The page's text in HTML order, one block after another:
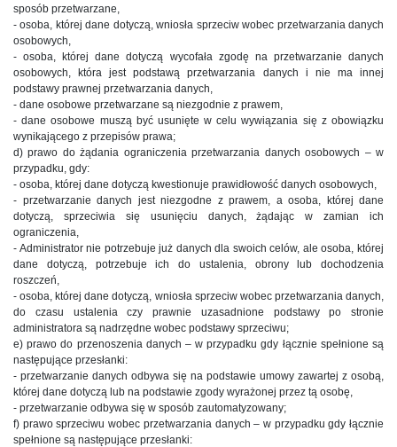
sposób przetwarzane,
- osoba, której dane dotyczą, wniosła sprzeciw wobec przetwarzania danych
osobowych,
- osoba, której dane dotyczą wycofała zgodę na przetwarzanie danych
osobowych, która jest podstawą przetwarzania danych i nie ma innej
podstawy prawnej przetwarzania danych,
- dane osobowe przetwarzane są niezgodnie z prawem,
- dane osobowe muszą być usunięte w celu wywiązania się z obowiązku
wynikającego z przepisów prawa;
d) prawo do żądania ograniczenia przetwarzania danych osobowych – w
przypadku, gdy:
- osoba, której dane dotyczą kwestionuje prawidłowość danych osobowych,
- przetwarzanie danych jest niezgodne z prawem, a osoba, której dane
dotyczą, sprzeciwia się usunięciu danych, żądając w zamian ich
ograniczenia,
- Administrator nie potrzebuje już danych dla swoich celów, ale osoba, której
dane dotyczą, potrzebuje ich do ustalenia, obrony lub dochodzenia
roszczeń,
- osoba, której dane dotyczą, wniosła sprzeciw wobec przetwarzania danych,
do czasu ustalenia czy prawnie uzasadnione podstawy po stronie
administratora są nadrzędne wobec podstawy sprzeciwu;
e) prawo do przenoszenia danych – w przypadku gdy łącznie spełnione są
następujące przesłanki:
- przetwarzanie danych odbywa się na podstawie umowy zawartej z osobą,
której dane dotyczą lub na podstawie zgody wyrażonej przez tą osobę,
- przetwarzanie odbywa się w sposób zautomatyzowany;
f) prawo sprzeciwu wobec przetwarzania danych – w przypadku gdy łącznie
spełnione są następujące przesłanki: